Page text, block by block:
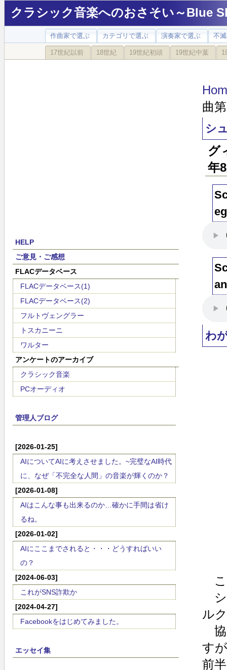
クラシック音楽へのおさそい～Blue
作曲家で選ぶ カテゴリで選ぶ 演奏家で選ぶ 不
17世紀以前 18世紀 19世紀初頭 19世紀中葉
HELP
ご意見・ご感想
FLACデータベース
FLACデータベース(1)
FLACデータベース(2)
フルトヴェングラー
トスカニーニ
ワルター
アンケートのアーカイブ
クラシック音楽
PCオーディオ
管理人ブログ
[2026-01-25]
AIについてAIに考えさせました。~完璧なAI時代
に、なぜ「不完全な人間」の音楽が輝くのか？
[2026-01-08]
AIはこんな事も出来るのか…確かに手間は省け
るね。
[2026-01-02]
AIにここまでされると・・・どうすればいい
の？
[2024-06-03]
これがSNS詐欺か
[2024-04-27]
Facebookをはじめてみました。
エッセイ集
曲
シ
グ
年
わ
こ
シ
ル
協
す
前